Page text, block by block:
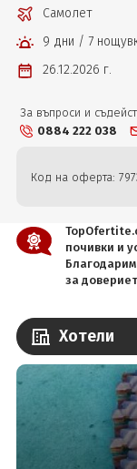
Самолет
9 дни / 7
26.12.2026 г.
За въпроси и
0884 222 038
Код на оферта:
почивки и
за
Хотели